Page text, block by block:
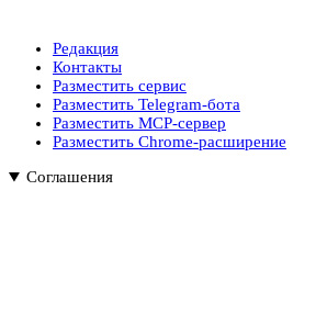
Редакция
Контакты
Разместить сервис
Разместить Telegram-бота
Разместить MCP-сервер
Разместить Chrome-расширение
Соглашения